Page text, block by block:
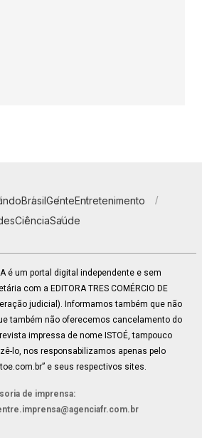
BrasilGenteEntretenimento
CiênciaSaúde
é um portal digital independente e sem
com a EDITORA TRES COMÉRCIO DE
judicial). Informamos também que não
também não oferecemos cancelamento do
impressa de nome ISTOÉ, tampouco
lo, nos responsabilizamos apenas pelo
e seus respectivos sites.
de imprensa: